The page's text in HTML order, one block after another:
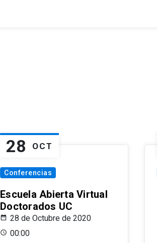
28 OCT
Conferencias
Escuela Abierta Virtual
Doctorados UC
28 de Octubre de 2020
00:00